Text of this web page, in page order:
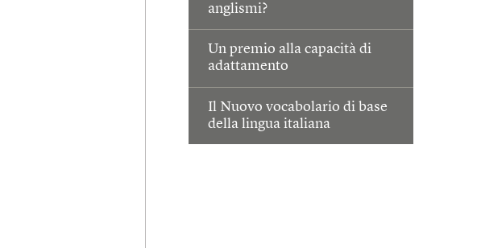
anglismi?
Un premio alla capacità di
adattamento
Il Nuovo vocabolario di base
della lingua italiana